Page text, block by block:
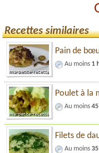
Recettes similaires
Pain de
Au moins 1
Poulet à la
Au moins
Filets de
Au moins